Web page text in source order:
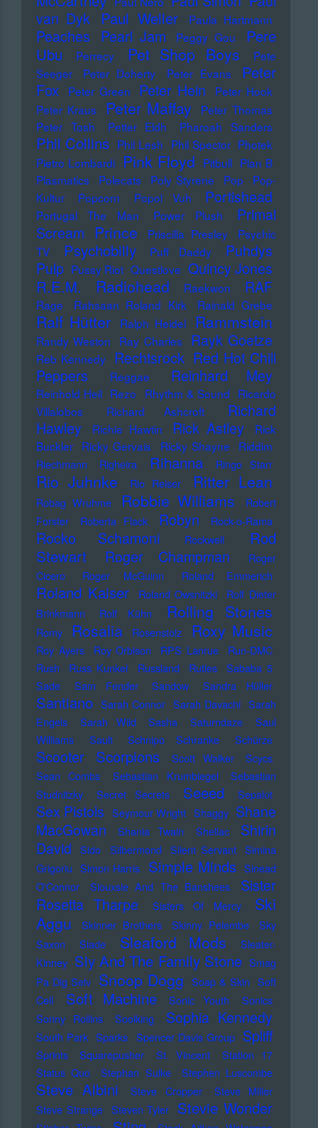
van Dyk Paul Weller Paula Hartmann
Peaches Pearl Jam Peggy Gou
Pere
Ubu
Perrecy Pet Shop Boys
Pete
Seeger
Peter Doherty Peter Evans
Peter
Fox
Peter Green Peter Hein
Peter Hook
Peter Kraus
Peter Maffay
Peter Thomas
Peter Tosh
Petter Eldh Pharoah Sanders
Phil Collins Phil Lesh Phil Spector Photek
Pietro Lombardi
Pink Floyd Pitbull Plan B
Plasmatics
Polecats Poly Styrene Pop
Pop-
Kultur
Popcorn Popol Vuh Portishead
Portugal The Man Power Plush
Primal
Scream
Prince Priscilla Presley
Psychic
TV
Psychobilly Puff Daddy
Puhdys
Pulp Pussy Riot Questlove Quincy Jones
R.E.M. Radiohead Raekwon RAF
Rage Rahsaan Roland Kirk Rainald Grebe
Ralf Hütter Ralph Heidel Rammstein
Randy Weston Ray Charles Rayk Goetze
Reb Kennedy Rechtsrock Red Hot Chili
Peppers
Reggae Reinhard Mey
Reinhold Heil Rezo Rhythm & Sound Ricardo
Villalobos
Richard Ashcroft
Richard
Hawley
Richie Hawtin Rick Astley
Rick
Buckler
Ricky Gervais Ricky Shayne Riddim
Riechmann Righeira Rihanna Ringo Starr
Rio Juhnke Rio Reiser Ritter Lean
Robag Wruhme Robbie Williams
Robert
Forster
Roberta Flack Robyn Rock-o-Rama
Rocko Schamoni Rockwell
Rod
Stewart
Roger Champman
Roger
Cicero
Roger McGuinn Roland Emmerich
Roland Kaiser Roland Owsnitzki
Rolf Dieter
Brinkmann
Rolf Kühn Rolling Stones
Romy Rosalia Rosenstolz Roxy Music
Roy Ayers Roy Orbison RPS Lanrue
Run-DMC
Rush
Russ Kunkel Russland Rutles
Sababa 5
Sade
Sam Fender Sandow Sandra Hüller
Santiano Sarah Connor Sarah Davachi Sarah
Engels
Sarah Wild Sasha Saturndaze
Saul
Williams
Sault Schnipo Schranke Schürze
Scooter Scorpions Scott Walker
Scycs
Sean Combs
Sebastian Krumbiegel
Sebastian
Studnitzky
Secret Secrets Seeed Sepalot
Sex Pistols Seymour Wright Shaggy Shane
MacGowan
Shania Twain Shellac
Shirin
David
Sido Silbermond Silent Servant Simina
Grigoriu Simon Harris Simple Minds Sinead
O'Connor
Siouxsie And The Banshees
Sister
Rosetta Tharpe
Sisters Of Mercy
Ski
Aggu
Skinner Brothers Skinny Pelembe
Sky
Saxon
Slade Sleaford Mods
Sleater-
Kinney Sly And The Family Stone Smag
Pa Dig Selv Snoop Dogg Soap & Skin Soft
Cell
Soft Machine Sonic Youth
Sonics
Sonny Rollins
Soolking Sophia Kennedy
South Park Sparks Spencer Davis Group Spliff
Sprints Squarepusher St. Vincent
Station 17
Status Quo
Stephan Sulke Stephen Luscombe
Steve Albini Steve Cropper
Steve Miller
Steve Strange Steven Tyler Stevie Wonder